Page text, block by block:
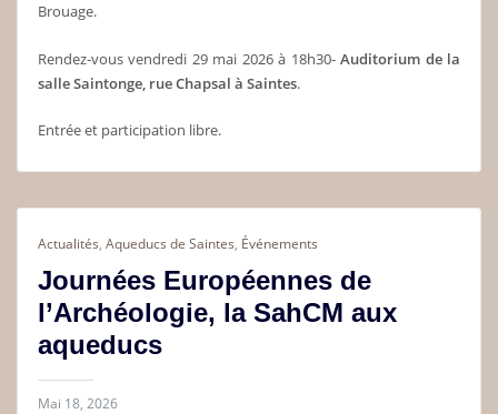
Brouage.
Rendez-vous vendredi 29 mai 2026 à 18h30-Auditorium de la
salle Saintonge, rue Chapsal à Saintes.
Entrée et participation libre.
Actualités, Aqueducs de Saintes, Événements
Journées Européennes de
l’Archéologie, la SahCM aux
aqueducs
Mai 18, 2026